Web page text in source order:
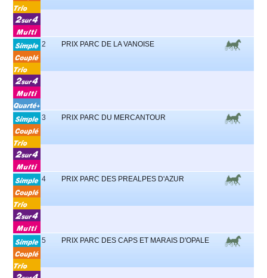
2 PRIX PARC DE LA VANOISE
3 PRIX PARC DU MERCANTOUR
4 PRIX PARC DES PREALPES D'AZUR
5 PRIX PARC DES CAPS ET MARAIS D'OPALE